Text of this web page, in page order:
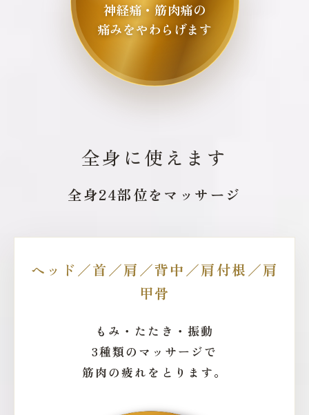
神経痛・筋肉痛の
痛みをやわらげます
全身に使えます
全身24部位をマッサージ
ヘッド／首／肩／背中／肩付根／肩
甲骨
もみ・たたき・振動
3種類のマッサージで
筋肉の疲れをとります。